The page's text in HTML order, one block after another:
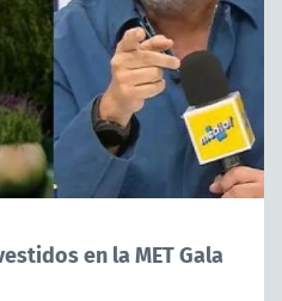
en la MET Gala